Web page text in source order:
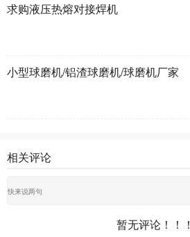
求购液压热熔对接焊机
小型球磨机/铝渣球磨机/球磨机厂家
相关评论
暂无评论！！！